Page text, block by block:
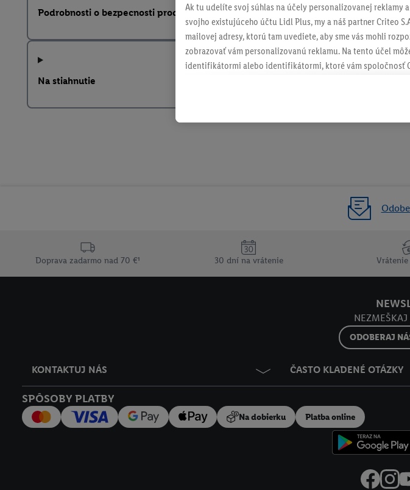
Podrobnosti o bezpecnosti produktu
Na stiahnutie
Doprava zadarmo nad 70 €¹ 30 dní na vrátenie Vrátenie
ODOBERAJ
KONTAKTUJ NÁS ČASTO KLADENÉ OTÁZKY
SPÔSOBY PLATBY
Na dobierku Platba online
Ak tu udelíte svoj súhlas na účely personalizovanej
svojho existujúceho účtu Lidl Plus, my a náš partner Criteo
mailovej adresy, ktorú tam uvediete, aby sme vás mohli
zobrazovať vám personalizovanú reklamu. Na tento účel
identifikátormi alebo identifikátormi, ktoré vám spoločnosť
internetovom obchode, ale nie jeho zakúpením), sa môžu
spoločnosti Lidl ak vám možno priradiť niekoľko
Lidl, pomocou vašej hashovanej e-mailovej adresy a
vyjadríte súhlas so spracúvaním na všetky vyššie uvedené
uchovávania údajov a Vašom práve kedykoľvek odvolať